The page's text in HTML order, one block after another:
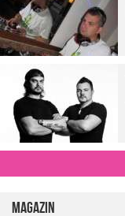
Magazin